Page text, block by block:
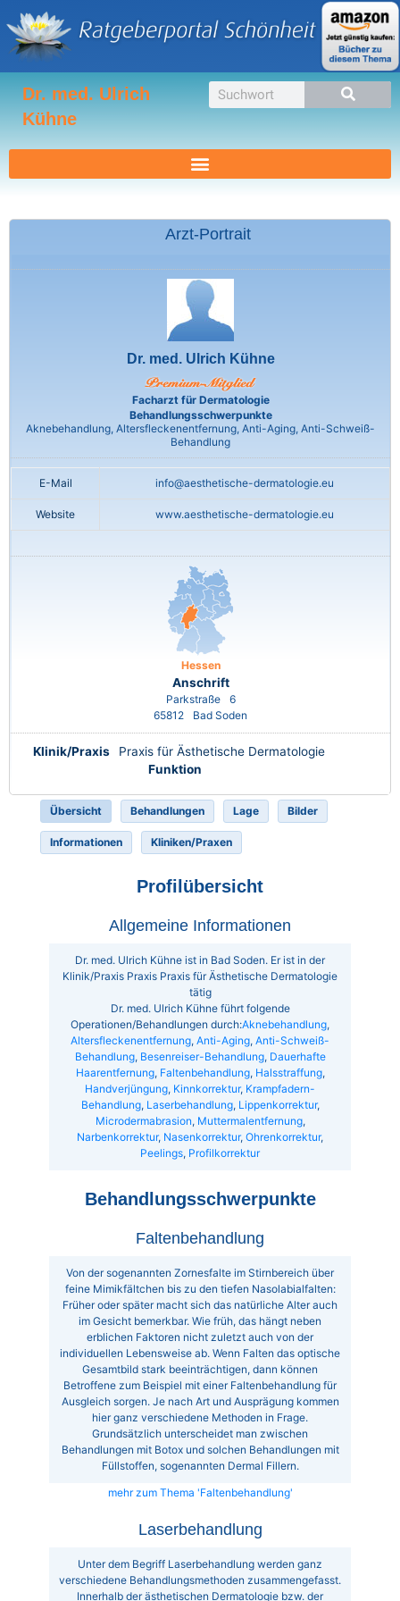
Inhalt
springen
Dr. med. Ulrich
Kühne
Suche
Arzt-Portrait
Dr. med. Ulrich Kühne
Facharzt für Dermatologie
Behandlungsschwerpunkte
Aknebehandlung, Altersfleckenentfernung, Anti-Aging, Anti-Schweiß-
Behandlung
E-Mail info@aesthetische-dermatologie.eu
Website www.aesthetische-dermatologie.eu
Hessen
Anschrift
Parkstraße
6
65812
Bad Soden
Klinik/Praxis
Praxis für Ästhetische Dermatologie
Funktion
Übersicht Behandlungen Lage Bilder
Informationen Kliniken/Praxen
Profilübersicht
Allgemeine Informationen
Dr. med. Ulrich Kühne ist in Bad Soden. Er ist in der
Klinik/Praxis Praxis Praxis für Ästhetische Dermatologie
tätig
Dr. med. Ulrich Kühne führt folgende
Operationen/Behandlungen durch:Aknebehandlung,
Altersfleckenentfernung, Anti-Aging, Anti-Schweiß-
Behandlung, Besenreiser-Behandlung, Dauerhafte
Haarentfernung, Faltenbehandlung, Halsstraffung,
Handverjüngung, Kinnkorrektur, Krampfadern-
Behandlung, Laserbehandlung, Lippenkorrektur,
Microdermabrasion, Muttermalentfernung,
Narbenkorrektur, Nasenkorrektur, Ohrenkorrektur,
Peelings, Profilkorrektur
Behandlungsschwerpunkte
Faltenbehandlung
Von der sogenannten Zornesfalte im Stirnbereich über
feine Mimikfältchen bis zu den tiefen Nasolabialfalten:
Früher oder später macht sich das natürliche Alter auch
im Gesicht bemerkbar. Wie früh, das hängt neben
erblichen Faktoren nicht zuletzt auch von der
individuellen Lebensweise ab. Wenn Falten das optische
Gesamtbild stark beeinträchtigen, dann können
Betroffene zum Beispiel mit einer Faltenbehandlung für
Ausgleich sorgen. Je nach Art und Ausprägung kommen
hier ganz verschiedene Methoden in Frage.
Grundsätzlich unterscheidet man zwischen
Behandlungen mit Botox und solchen Behandlungen mit
Füllstoffen, sogenannten Dermal Fillern.
mehr zum Thema 'Faltenbehandlung'
Laserbehandlung
Unter dem Begriff Laserbehandlung werden ganz
verschiedene Behandlungsmethoden zusammengefasst.
Innerhalb der ästhetischen Dermatologie bzw. der